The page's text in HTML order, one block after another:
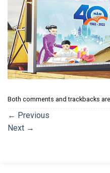
Both comments and trackbacks
← Previous
Next →